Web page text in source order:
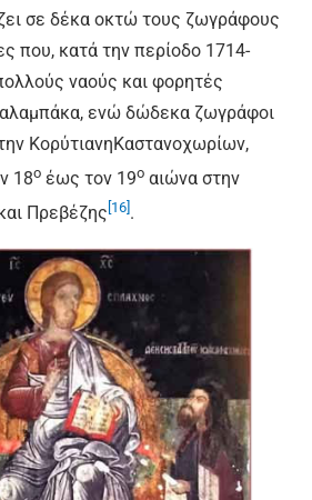
σε δέκα οκτώ τους ζωγράφους
που, κατά την περίοδο 1714-
ναούς και φορητές
ενώ δώδεκα ζωγράφοι
ΚορύτιανηΚαστανοχωρίων,
18ο έως τον 19ο αιώνα στην
Πρεβέζης [16] .